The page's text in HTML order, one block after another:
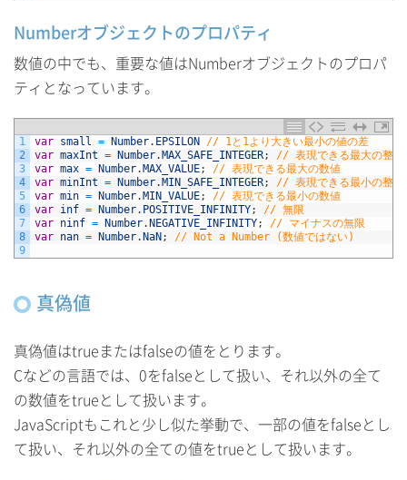
Numberオブジェクトのプロパティ
数値の中でも、重要な値はNumberオブジェクトのプロパ
ティとなっています。
1
2
3
4
5
6
7
8
9
var small = Number. EPSILON
// 1と1より大きい最小の値の差
var maxInt = Number. MAX_SAFE_INTEGER;
// 表現できる最大の整数
var max = Number. MAX_VALUE;
// 表現できる最大の数値
var minInt = Number. MIN_SAFE_INTEGER;
// 表現できる最小の整数
var min = Number. MIN_VALUE;
// 表現できる最小の数値
var inf = Number. POSITIVE_INFINITY;
// 無限
var ninf = Number. NEGATIVE_INFINITY;
// マイナスの無限
var nan = Number. NaN ; // Not a Number (数値ではない)
真偽値
真偽値はtrueまたはfalseの値をとります。
Cなどの言語では、0をfalseとして扱い、それ以外の全て
の数値をtrueとして扱います。
JavaScriptもこれと少し似た挙動で、一部の値をfalseとし
て扱い、それ以外の全ての値をtrueとして扱います。